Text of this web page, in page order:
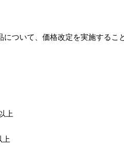
ついて、価格改定を実施するこ
上
上